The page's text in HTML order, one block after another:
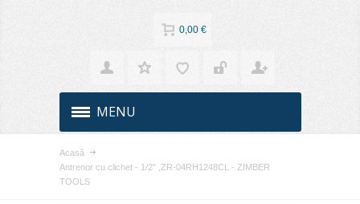
0,00 €
MENU
Acasă
Antrenor cu clichet - 1/2" ,ZR-04RH1248CL - ZIMBER
TOOLS